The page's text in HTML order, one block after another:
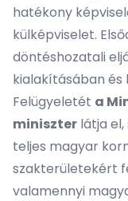
hatékony
külképviselet.
döntéshozatali
kialakításában és
Felügyeletét a
miniszter látja
teljes magyar
szakterületekért
valamennyi